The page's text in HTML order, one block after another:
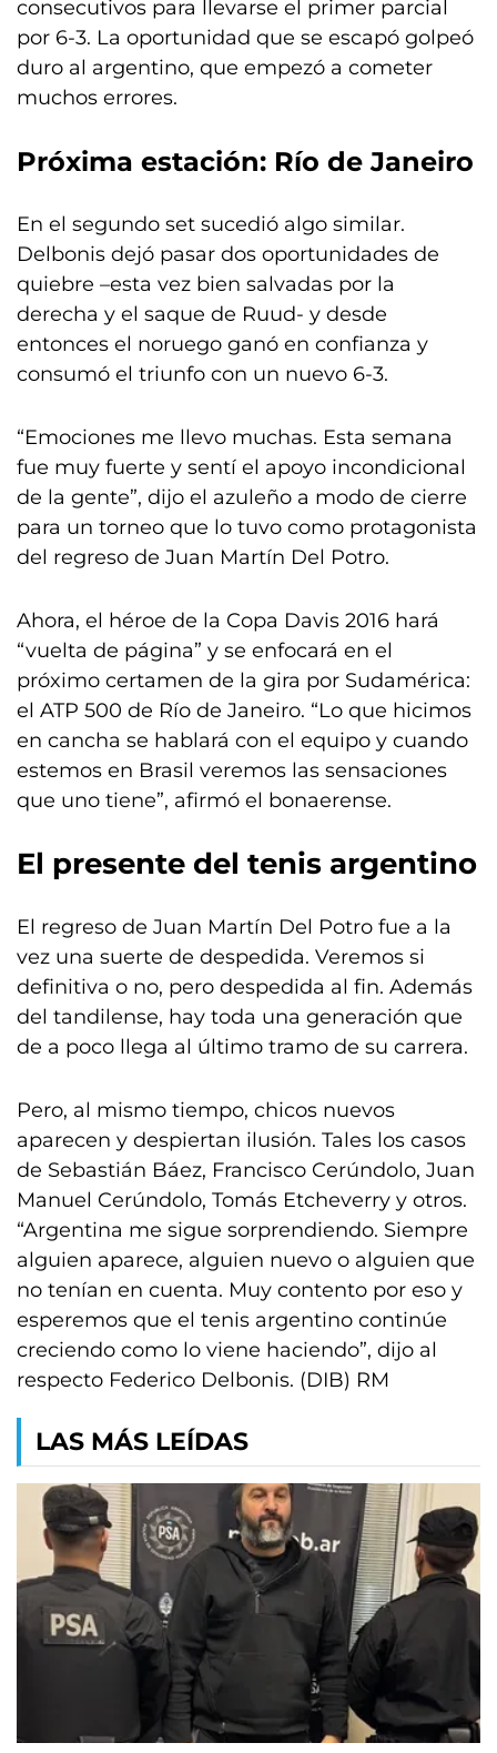
consecutivos para llevarse el primer parcial
por 6-3. La oportunidad que se escapó golpeó
duro al argentino, que empezó a cometer
muchos errores.
Próxima estación: Río de Janeiro
En el segundo set sucedió algo similar.
Delbonis dejó pasar dos oportunidades de
quiebre –esta vez bien salvadas por la
derecha y el saque de Ruud- y desde
entonces el noruego ganó en confianza y
consumó el triunfo con un nuevo 6-3.
“Emociones me llevo muchas. Esta semana
fue muy fuerte y sentí el apoyo incondicional
de la gente”, dijo el azuleño a modo de cierre
para un torneo que lo tuvo como protagonista
del regreso de Juan Martín Del Potro.
Ahora, el héroe de la Copa Davis 2016 hará
“vuelta de página” y se enfocará en el
próximo certamen de la gira por Sudamérica:
el ATP 500 de Río de Janeiro. “Lo que hicimos
en cancha se hablará con el equipo y cuando
estemos en Brasil veremos las sensaciones
que uno tiene”, afirmó el bonaerense.
El presente del tenis argentino
El regreso de Juan Martín Del Potro fue a la
vez una suerte de despedida. Veremos si
definitiva o no, pero despedida al fin. Además
del tandilense, hay toda una generación que
de a poco llega al último tramo de su carrera.
Pero, al mismo tiempo, chicos nuevos
aparecen y despiertan ilusión. Tales los casos
de Sebastián Báez, Francisco Cerúndolo, Juan
Manuel Cerúndolo, Tomás Etcheverry y otros.
“Argentina me sigue sorprendiendo. Siempre
alguien aparece, alguien nuevo o alguien que
no tenían en cuenta. Muy contento por eso y
esperemos que el tenis argentino continúe
creciendo como lo viene haciendo”, dijo al
respecto Federico Delbonis. (DIB) RM
LAS MÁS LEÍDAS